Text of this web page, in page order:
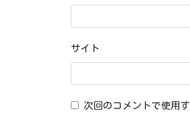
サイト
次回のコメントで使用